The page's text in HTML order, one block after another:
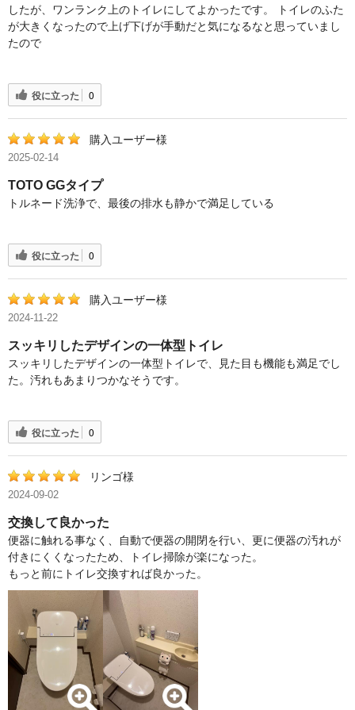
したが、ワンランク上のトイレにしてよかったです。 トイレのふた
が大きくなったので上げ下げが手動だと気になるなと思っていまし
たので
役に立った 0
購入ユーザー様
2025-02-14
TOTO GGタイプ
トルネード洗浄で、最後の排水も静かで満足している
役に立った 0
購入ユーザー様
2024-11-22
スッキリしたデザインの一体型トイレ
スッキリしたデザインの一体型トイレで、見た目も機能も満足でし
た。汚れもあまりつかなそうです。
役に立った 0
リンゴ様
2024-09-02
交換して良かった
便器に触れる事なく、自動で便器の開閉を行い、更に便器の汚れが
付きにくくなったため、トイレ掃除が楽になった。
もっと前にトイレ交換すれば良かった。